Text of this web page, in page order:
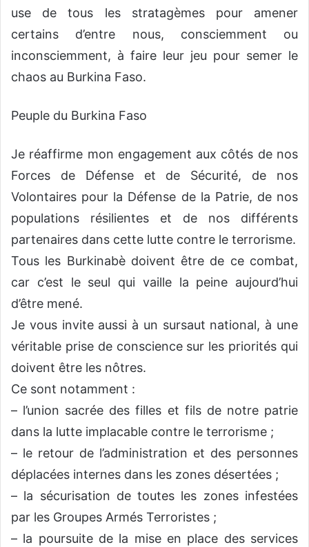
use de tous les stratagèmes pour amener
certains d’entre nous, consciemment ou
inconsciemment, à faire leur jeu pour semer le
chaos au Burkina Faso.
Peuple du Burkina Faso
Je réaffirme mon engagement aux côtés de nos
Forces de Défense et de Sécurité, de nos
Volontaires pour la Défense de la Patrie, de nos
populations résilientes et de nos différents
partenaires dans cette lutte contre le terrorisme.
Tous les Burkinabè doivent être de ce combat,
car c’est le seul qui vaille la peine aujourd’hui
d’être mené.
Je vous invite aussi à un sursaut national, à une
véritable prise de conscience sur les priorités qui
doivent être les nôtres.
Ce sont notamment :
– l’union sacrée des filles et fils de notre patrie
dans la lutte implacable contre le terrorisme ;
– le retour de l’administration et des personnes
déplacées internes dans les zones désertées ;
– la sécurisation de toutes les zones infestées
par les Groupes Armés Terroristes ;
– la poursuite de la mise en place des services